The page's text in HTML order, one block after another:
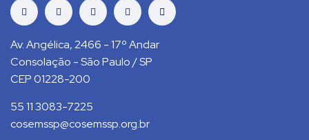
Av. Angélica, 2466 - 17º Andar
Consolação - São Paulo / SP
CEP 01228-200
55 11 3083-7225
cosemssp@cosemssp.org.br